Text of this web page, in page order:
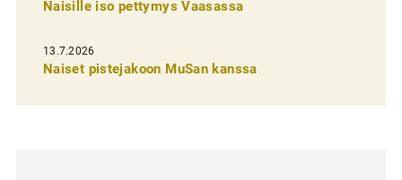
n
e
Naisille iso pettymys Vaasassa
13.7.2026
Naiset pistejakoon MuSan kanssa